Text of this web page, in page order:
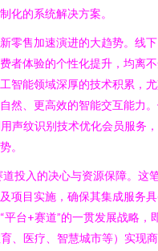
化的系统解决方案。
零售加速演进的大趋势。线
者体验的个性化提升，均离
智能领域深厚的技术积累，
然、更高效的智能交互能力
声纹识别技术优化会员服务
。
投入的决心与资源保障。这
项目实施，确保其集成服务
台+赛道”的一贯发展战略，
、医疗、智慧城市等）实现